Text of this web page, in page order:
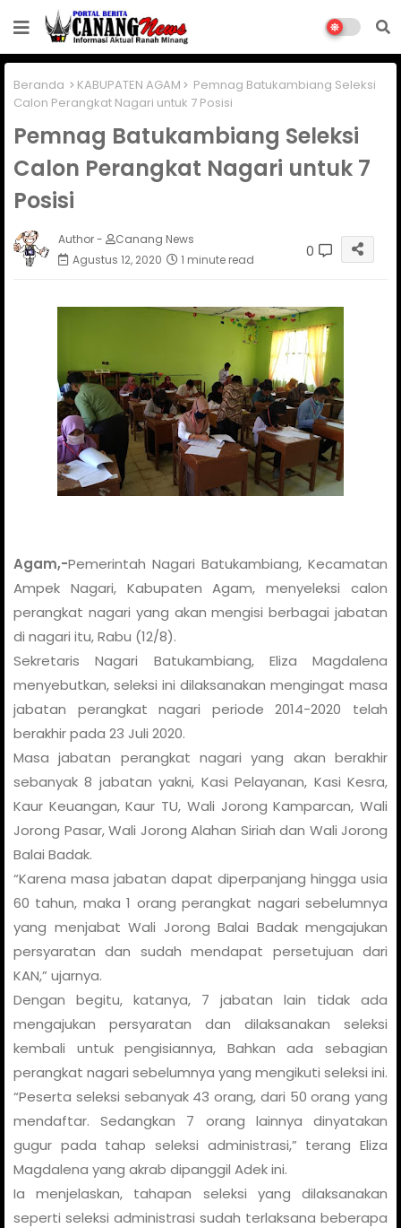
Beranda KABUPATEN AGAM
Pemnag Batukambiang Seleksi
Calon Perangkat Nagari untuk 7 Posisi
Pemnag Batukambiang Seleksi
Calon Perangkat Nagari untuk 7
Posisi
Author -
Canang News
Agustus 12, 2020
1 minute read 0
Agam,-Pemerintah Nagari Batukambiang, Kecamatan
Ampek Nagari, Kabupaten Agam, menyeleksi calon
perangkat nagari yang akan mengisi berbagai jabatan
di nagari itu, Rabu (12/8).
Sekretaris Nagari Batukambiang, Eliza Magdalena
menyebutkan, seleksi ini dilaksanakan mengingat masa
jabatan perangkat nagari periode 2014-2020 telah
berakhir pada 23 Juli 2020.
Masa jabatan perangkat nagari yang akan berakhir
sebanyak 8 jabatan yakni, Kasi Pelayanan, Kasi Kesra,
Kaur Keuangan, Kaur TU, Wali Jorong Kamparcan, Wali
Jorong Pasar, Wali Jorong Alahan Siriah dan Wali Jorong
Balai Badak.
“Karena masa jabatan dapat diperpanjang hingga usia
60 tahun, maka 1 orang perangkat nagari sebelumnya
yang menjabat Wali Jorong Balai Badak mengajukan
persyaratan dan sudah mendapat persetujuan dari
KAN,” ujarnya.
Dengan begitu, katanya, 7 jabatan lain tidak ada
mengajukan persyaratan dan dilaksanakan seleksi
kembali untuk pengisiannya, Bahkan ada sebagian
perangkat nagari sebelumnya yang mengikuti seleksi ini.
“Peserta seleksi sebanyak 43 orang, dari 50 orang yang
mendaftar. Sedangkan 7 orang lainnya dinyatakan
gugur pada tahap seleksi administrasi,” terang Eliza
Magdalena yang akrab dipanggil Adek ini.
Ia menjelaskan, tahapan seleksi yang dilaksanakan
seperti seleksi administrasi sudah terlaksana beberapa